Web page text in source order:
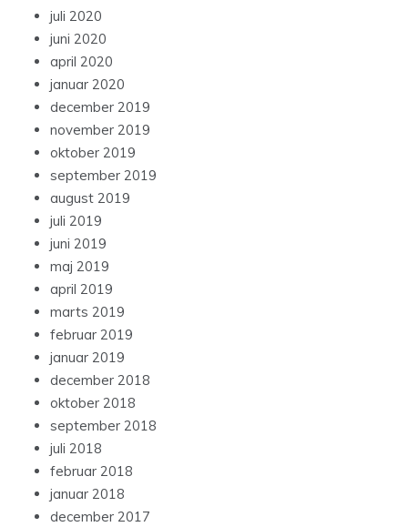
juli 2020
juni 2020
april 2020
januar 2020
december 2019
november 2019
oktober 2019
september 2019
august 2019
juli 2019
juni 2019
maj 2019
april 2019
marts 2019
februar 2019
januar 2019
december 2018
oktober 2018
september 2018
juli 2018
februar 2018
januar 2018
december 2017